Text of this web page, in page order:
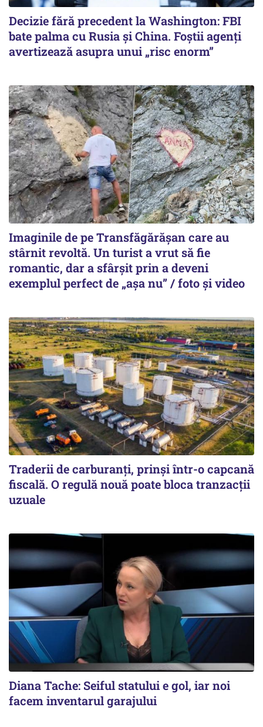
Decizie fără precedent la Washington: FBI
bate palma cu Rusia și China. Foștii agenți
avertizează asupra unui „risc enorm”
Imaginile de pe Transfăgărășan care au
stârnit revoltă. Un turist a vrut să fie
romantic, dar a sfârșit prin a deveni
exemplul perfect de „așa nu” / foto și video
Traderii de carburanți, prinși într-o capcană
fiscală. O regulă nouă poate bloca tranzacții
uzuale
Diana Tache: Seiful statului e gol, iar noi
facem inventarul garajului